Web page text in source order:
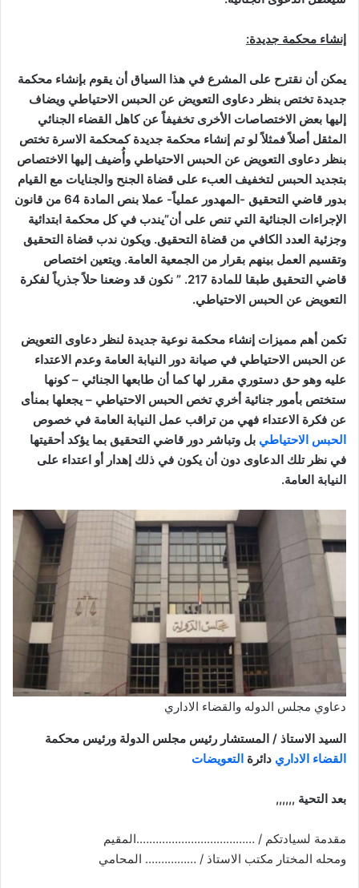
إنشاء محكمة جديدة:
يمكن أن نقترح على المشرع في هذا السياق أن يقوم بإنشاء محكمة
جديدة تختص بنظر دعاوى التعويض عن الحبس الاحتياطي ويضاف
إليها بعض الاختصاصات الأخرى تخفيفاً عن كاهل القضاء الجنائي
المثقل أصلاً فمثلاً لو تم إنشاء محكمة جديدة كمحكمة الاسرة تختص
بنظر دعاوى التعويض عن الحبس الاحتياطي وأُضيف إليها الاختصاص
بتجديد الحبس لتخفيف العبء على قضاة الجنح والجنايات مع القيام
بدور قاضي التحقيق -المهدور عملياً- عملا بنص المادة 64 من قانون
الإجراءات الجنائية التي تنص على أن”يندب في كل محكمة ابتدائية
وجزئية العدد الكافي من قضاة التحقيق. ويكون ندب قضاة التحقيق
وتقسيم العمل بينهم بقرار من الجمعية العامة. ويتعين اختصاص
قاضي التحقيق طبقا للمادة 217
. ” نكون قد وضعنا حلاً جذرياً لفكرة
التعويض عن الحبس الاحتياطي.
تكمن أهم مميزات إنشاء محكمة نوعية جديدة لنظر دعاوى التعويض
عن الحبس الاحتياطي في صيانة دور النيابة العامة وعدم الاعتداء
عليه وهو حق دستوري مقرر لها كما أن طابعها الجنائي – كونها
ستختص بأمور جنائية أخري تخص الحبس الاحتياطي – يجعلها بمنأى
عن فكرة الاعتداء فهي من تراقب عمل النيابة العامة في خصوص
الحبس الاحتياطي بل وتباشر دور قاضي التحقيق بما يؤكد أحقيتها
في نظر تلك الدعاوى دون أن يكون في ذلك إهدار أو اعتداء على
النيابة العامة.
دعاوي مجلس الدوله والقضاء الاداري
السيد الاستاذ / المستشار رئيس مجلس الدولة ورئيس محكمة
القضاء الاداري دائرة التعويضات
بعد التحية ,,,,,,
مقدمة لسيادتكم / ……………………………….المقيم
ومحله المختار مكتب الاستاذ / ……………. المحامي